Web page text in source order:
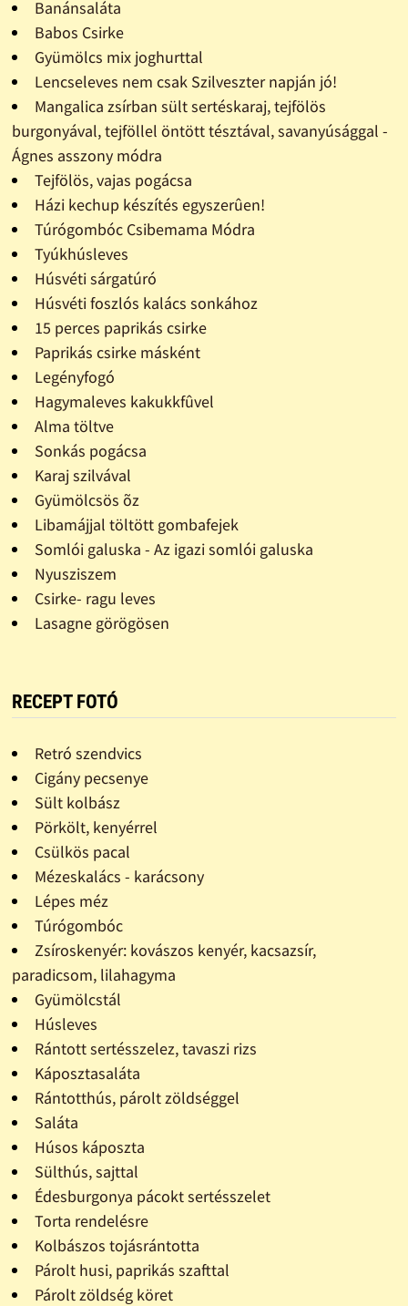
Banánsaláta
Babos Csirke
Gyümölcs mix joghurttal
Lencseleves nem csak Szilveszter napján jó!
Mangalica zsírban sült sertéskaraj, tejfölös
burgonyával, tejföllel öntött tésztával, savanyúsággal -
Ágnes asszony módra
Tejfölös, vajas pogácsa
Házi kechup készítés egyszerûen!
Túrógombóc Csibemama Módra
Tyúkhúsleves
Húsvéti sárgatúró
Húsvéti foszlós kalács sonkához
15 perces paprikás csirke
Paprikás csirke másként
Legényfogó
Hagymaleves kakukkfûvel
Alma töltve
Sonkás pogácsa
Karaj szilvával
Gyümölcsös õz
Libamájjal töltött gombafejek
Somlói galuska - Az igazi somlói galuska
Nyusziszem
Csirke- ragu leves
Lasagne görögösen
RECEPT FOTÓ
Retró szendvics
Cigány pecsenye
Sült kolbász
Pörkölt, kenyérrel
Csülkös pacal
Mézeskalács - karácsony
Lépes méz
Túrógombóc
Zsíroskenyér: kovászos kenyér, kacsazsír,
paradicsom, lilahagyma
Gyümölcstál
Húsleves
Rántott sertésszelez, tavaszi rizs
Káposztasaláta
Rántotthús, párolt zöldséggel
Saláta
Húsos káposzta
Sülthús, sajttal
Édesburgonya pácokt sertésszelet
Torta rendelésre
Kolbászos tojásrántotta
Párolt husi, paprikás szafttal
Párolt zöldség köret